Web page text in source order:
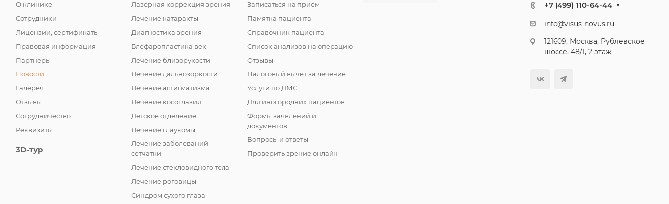
О клинике
Сотрудники
Лицензии, сертификаты
Правовая информация
Партнеры
Новости
Галерея
Отзывы
Сотрудничество
Реквизиты
3D-тур
Лазерная коррекция зрения
Лечение катаракты
Диагностика зрения
Блефаропластика век
Лечение близорукости
Лечение дальнозоркости
Лечение астигматизма
Лечение косоглазия
Детское отделение
Лечение глаукомы
Лечение заболеваний
сетчатки
Лечение стекловидного тела
Лечение роговицы
Синдром сухого глаза
Записаться на прием
Памятка пациента
Справочник пациента
Список анализов на операцию
Отзывы
Налоговый вычет за лечение
Услуги по ДМС
Для иногородних пациентов
Формы заявлений и
документов
Вопросы и ответы
Проверить зрение онлайн
+7 (499) 110-64-44
info@visus-novus.ru
121609, Москва, Рублевское
шоссе, 48/1, 2 этаж